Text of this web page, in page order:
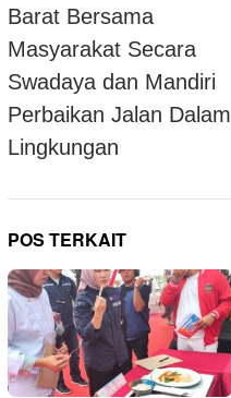
Barat Bersama
Masyarakat Secara
Swadaya dan Mandiri
Perbaikan Jalan Dalam
Lingkungan
POS TERKAIT